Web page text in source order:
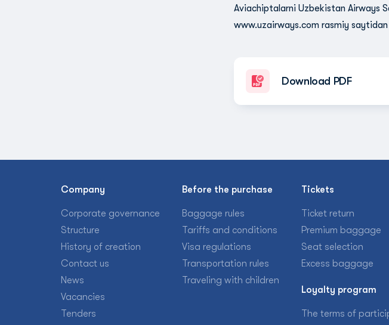
Aviachiptalarni Uzbekistan Airways
www.uzairways.com rasmiy
Download PDF
Company
Corporate governance
Structure
History of creation
Contact us
News
Vacancies
Tenders
Before the purchase
Baggage rules
Tariffs and conditions
Visa regulations
Transportation rules
Traveling with children
Tickets
Ticket return
Premium baggage
Seat selection
Excess baggage
Loyalty program
The terms of